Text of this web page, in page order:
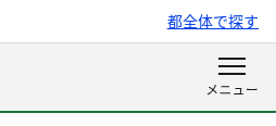
都全体で探す